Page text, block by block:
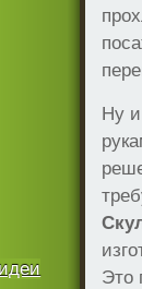
Ну
Это